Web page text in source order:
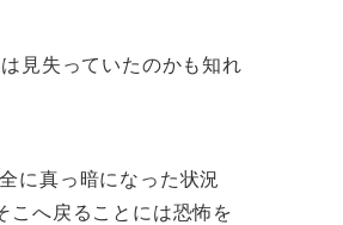
見失っていたのかも知れ
に真っ暗になった状況
こへ戻ることには恐怖を